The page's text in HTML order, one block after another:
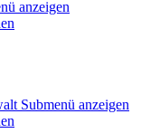
anzeigen
Submenü anzeigen